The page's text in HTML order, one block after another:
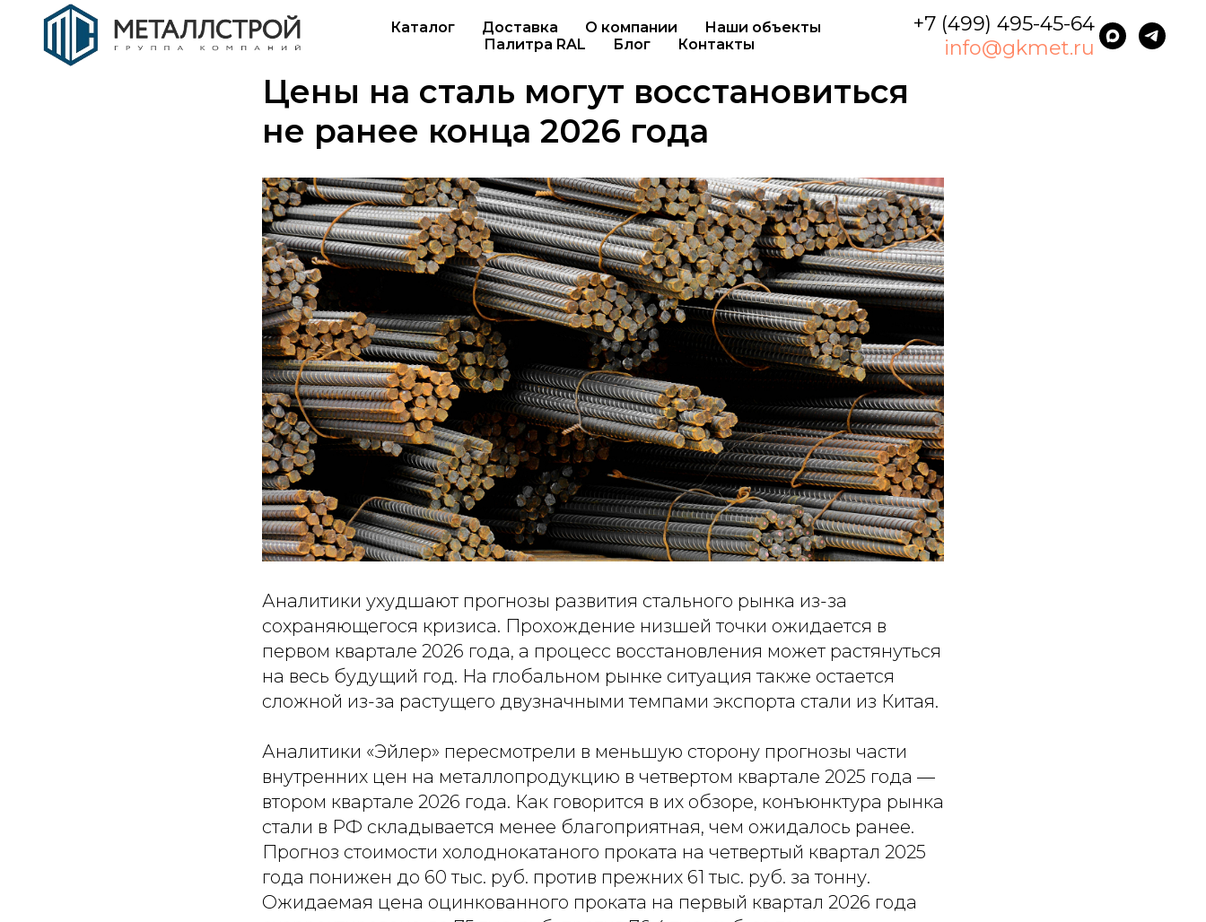
Каталог Доставка О компании
Наши объекты
Палитра RAL
Блог Контакты
+7 (499) 495-45-64
info@gkmet.ru
Цены на сталь могут восстановиться
не ранее конца 2026 года
Аналитики ухудшают прогнозы развития стального рынка из-за
сохраняющегося кризиса. Прохождение низшей точки ожидается в
первом квартале 2026 года, а процесс восстановления может растянуться
на весь будущий год. На глобальном рынке ситуация также остается
сложной из-за растущего двузначными темпами экспорта стали из Китая.
Аналитики «Эйлер» пересмотрели в меньшую сторону прогнозы части
внутренних цен на металлопродукцию в четвертом квартале 2025 года —
втором квартале 2026 года. Как говорится в их обзоре, конъюнктура рынка
стали в РФ складывается менее благоприятная, чем ожидалось ранее.
Прогноз стоимости холоднокатаного проката на четвертый квартал 2025
года понижен до 60 тыс. руб. против прежних 61 тыс. руб. за тонну.
Ожидаемая цена оцинкованного проката на первый квартал 2026 года